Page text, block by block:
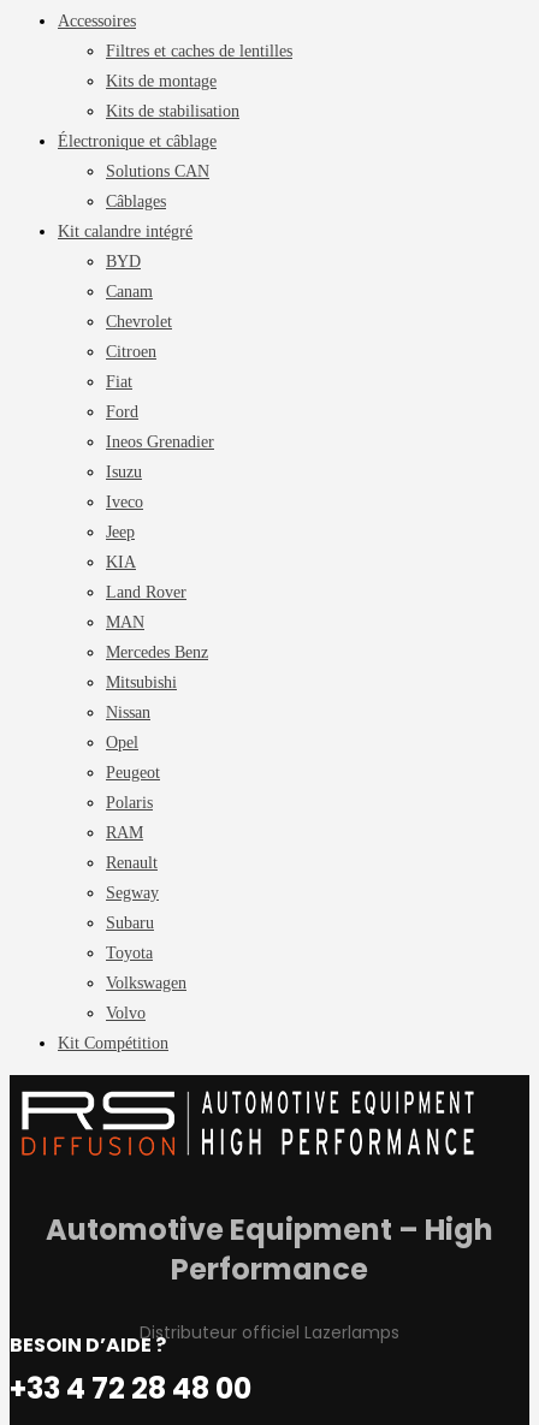
Accessoires
Filtres et caches de lentilles
Kits de montage
Kits de stabilisation
Électronique et câblage
Solutions CAN
Câblages
Kit calandre intégré
BYD
Canam
Chevrolet
Citroen
Fiat
Ford
Ineos Grenadier
Isuzu
Iveco
Jeep
KIA
Land Rover
MAN
Mercedes Benz
Mitsubishi
Nissan
Opel
Peugeot
Polaris
RAM
Renault
Segway
Subaru
Toyota
Volkswagen
Volvo
Kit Compétition
Automotive Equipment – High
Performance
Distributeur officiel Lazerlamps
BESOIN D’AIDE ?
+33 4 72 28 48 00